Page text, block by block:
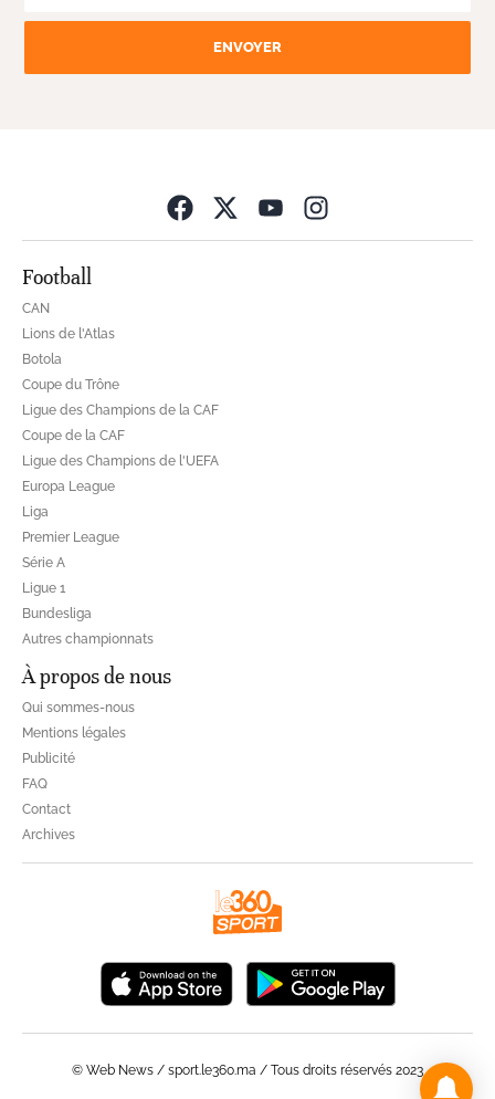
ENVOYER
Football
CAN
Lions de l'Atlas
Botola
Coupe du Trône
Ligue des Champions de la CAF
Coupe de la CAF
Ligue des Champions de l'UEFA
Europa League
Liga
Premier League
Série A
Ligue 1
Bundesliga
Autres championnats
À propos de nous
Qui sommes-nous
Mentions légales
Publicité
FAQ
Contact
Archives
© Web News / sport.le360.ma / Tous droits réservés 2023